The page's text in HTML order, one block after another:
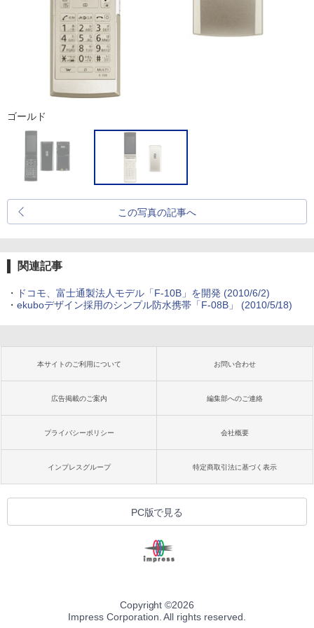
ゴールド
この写真の記事へ
関連記事
・ ドコモ、富士通製法人モデル「F-10B」を開発 (2010/6/2)
・ ekuboデザイン採用のシンプル防水携帯「F-08B」 (2010/5/18)
本サイトのご利用について お問い合わせ
広告掲載のご案内 編集部へのご連絡
プライバシーポリシー 会社概要
インプレスグループ 特定商取引法に基づく表示
PC版で見る
Copyright ©2026
Impress Corporation. All rights reserved.